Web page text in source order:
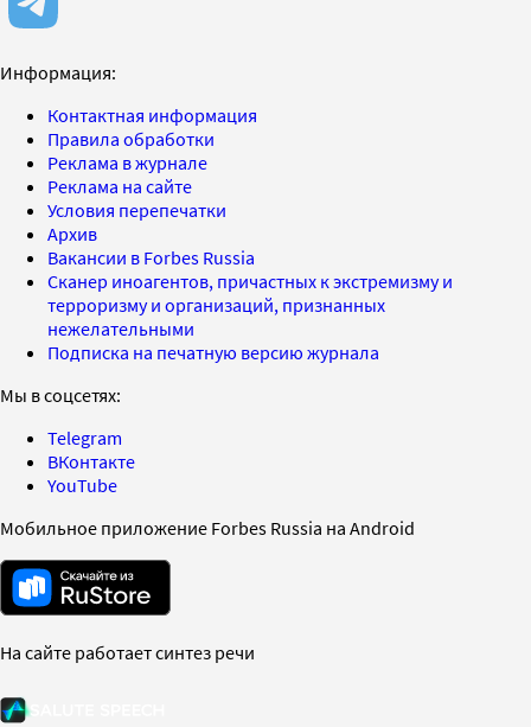
Информация:
Контактная информация
Правила обработки
Реклама в журнале
Реклама на сайте
Условия перепечатки
Архив
Вакансии в Forbes Russia
Сканер иноагентов, причастных к экстремизму и
терроризму и организаций, признанных
нежелательными
Подписка на печатную версию журнала
Мы в соцсетях:
Telegram
ВКонтакте
YouTube
Мобильное приложение Forbes Russia на Android
На сайте работает синтез речи